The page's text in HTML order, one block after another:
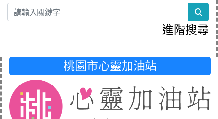
進階搜尋
桃園市心靈加油站